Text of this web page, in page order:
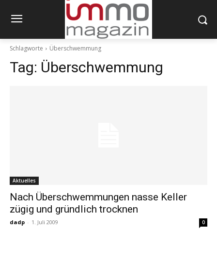
Schlagworte Überschwemmung
Tag: Überschwemmung
Aktuelles
Nach Überschwemmungen nasse Keller
zügig und gründlich trocknen
dadp - 1. Juli 2009 0